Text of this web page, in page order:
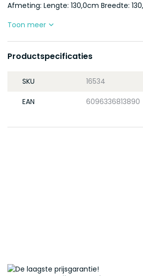
Afmeting: Lengte: 130,0cm Breedte:
Toon meer
Productspecificaties
SKU 16534
EAN 6096336813890